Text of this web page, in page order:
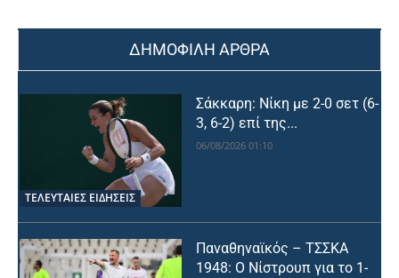
ΔΗΜΟΦΙΛΗ ΑΡΘΡΑ
ΤΕΛΕΥΤΑΙΕΣ ΕΙΔΗΣΕΙΣ
Σάκκαρη: Νίκη με 2-0 σετ (6-
3, 6-2) επί της...
06/08/2026 01:10
Παναθηναϊκός – ΤΣΣΚΑ
1948: Ο Νίστρουπ για το 1-